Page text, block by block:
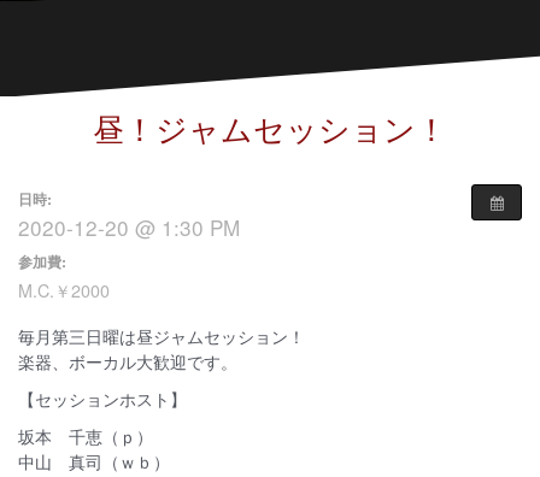
昼！ジャムセッション！
日時:
2020-12-20 @ 1:30 PM
参加費:
M.C.￥2000
毎月第三日曜は昼ジャムセッション！
楽器、ボーカル大歓迎です。
【セッションホスト】
坂本 千恵（ｐ）
中山 真司（ｗｂ）